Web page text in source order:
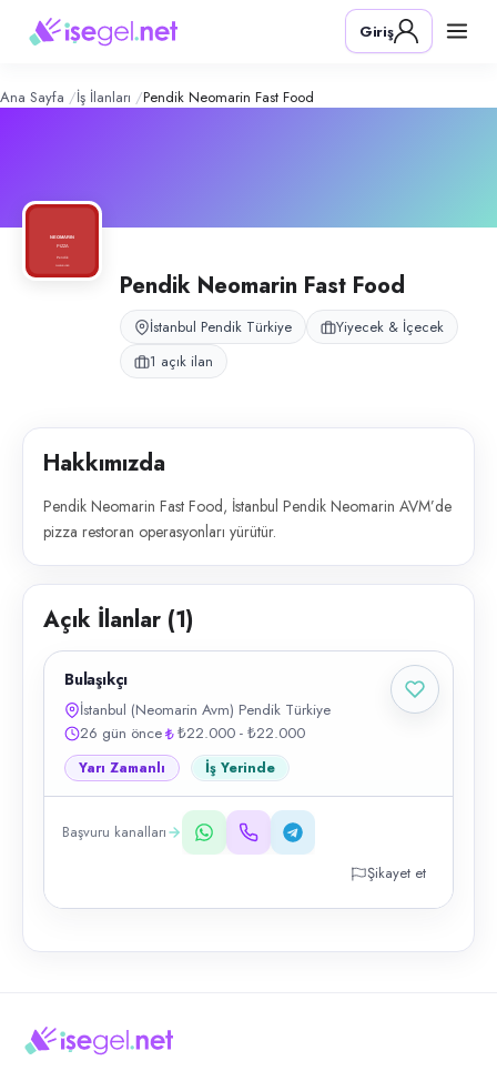
Neomarin Fast Food– Şirket
Konum:
Pendik Neomarin Fast Food, İstanbul Pendik Neomarin AVM’de
Giriş
Ana Sayfa İş İlanları Pendik Neomarin Fast Food
Pendik Neomarin Fast Food
İstanbul Pendik Türkiye
Yiyecek & İçecek
1 açık ilan
Hakkımızda
Pendik Neomarin Fast Food, İstanbul Pendik Neomarin AVM’de
pizza restoran operasyonları yürütür.
Açık İlanlar (1)
Bulaşıkçı
İstanbul (Neomarin Avm) Pendik Türkiye
26 gün önce
₺22.000 - ₺22.000
Yarı Zamanlı İş Yerinde
Başvuru kanalları
Şikayet et